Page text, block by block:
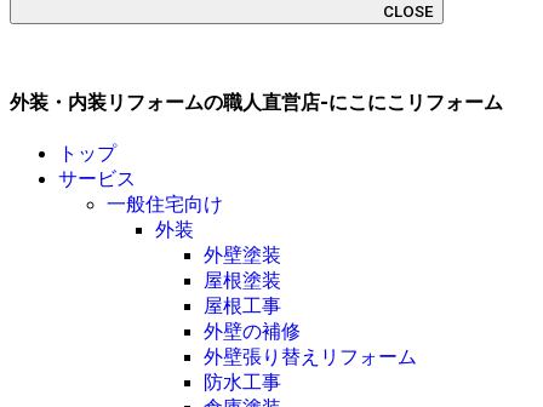
CLOSE
外装・内装リフォームの職人直営店-にこにこリフォーム
トップ
サービス
一般住宅向け
外装
外壁塗装
屋根塗装
屋根工事
外壁の補修
外壁張り替えリフォーム
防水工事